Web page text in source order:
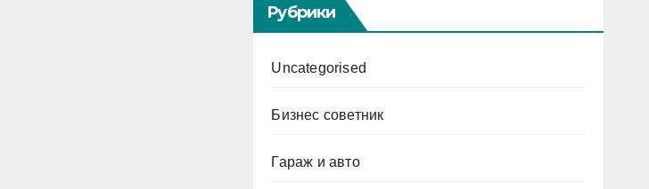
Рубрики
Uncategorised
Бизнес советник
Гараж и авто